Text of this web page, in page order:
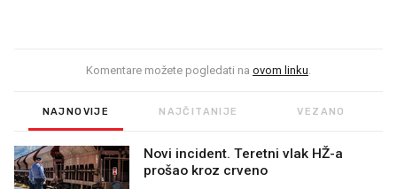
Komentare možete pogledati na ovom linku.
NAJNOVIJE NAJČITANIJE VEZANO
Novi incident. Teretni vlak HŽ-a
prošao kroz crveno